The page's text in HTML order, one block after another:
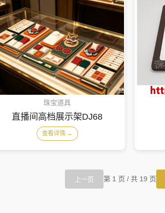
珠宝道具
直播间高档展示架DJ68
查看详情 →
上一页 第 1 页 / 共 19 页